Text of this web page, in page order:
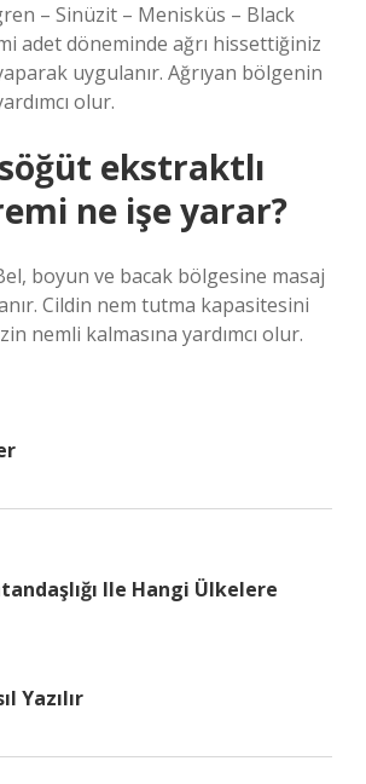
– Sinüzit – Menisküs – Black
adet döneminde ağrı hissettiğiniz
uygulanır. Ağrıyan bölgenin
olur.
ekstraktlı
ne işe yarar?
boyun ve bacak bölgesine masaj
Cildin nem tutma kapasitesini
nemli kalmasına yardımcı olur.
Ile Hangi Ülkelere
Yazılır